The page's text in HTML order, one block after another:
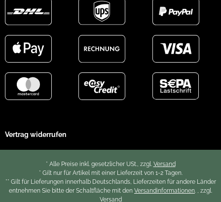
Vertrag widerrufen
* Alle Preise inkl. gesetzlicher USt., zzgl. Versand
* Gilt nur für Artikel mit einer Lieferzeit von 1-2 Tagen.
** Gilt für Lieferungen innerhalb Deutschlands, Lieferzeiten für andere Länder
entnehmen Sie bitte der Schaltfläche mit den Versandinformationen. , zzgl.
Versand